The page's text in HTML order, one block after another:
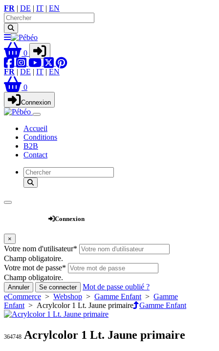
FR | DE | IT | EN
0
FR | DE | IT | EN
0
Connexion
Accueil
Conditions
B2B
Contact
Connexion
×
Votre nom d'utilisateur*
Champ obligatoire.
Votre mot de passe*
Champ obligatoire.
Annuler Se connecter
Mot de passe oublié ?
eCommerce > Webshop > Gamme Enfant > Gamme
Enfant > Acrylcolor 1 Lt. Jaune primaire Gamme Enfant
364748 Acrylcolor 1 Lt. Jaune primaire